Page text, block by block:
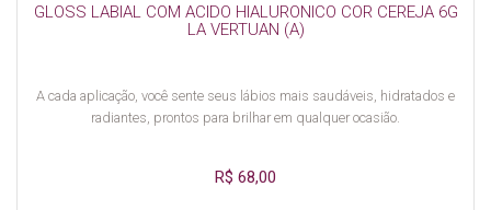
GLOSS LABIAL COM ACIDO HIALURONICO COR CEREJA 6G
LA VERTUAN (A)
A cada aplicação, você sente seus lábios mais saudáveis, hidratados e
radiantes, prontos para brilhar em qualquer ocasião.
R$ 68,00